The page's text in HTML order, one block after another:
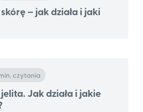
– jak działa i jaki
czytania
Jak działa i jakie